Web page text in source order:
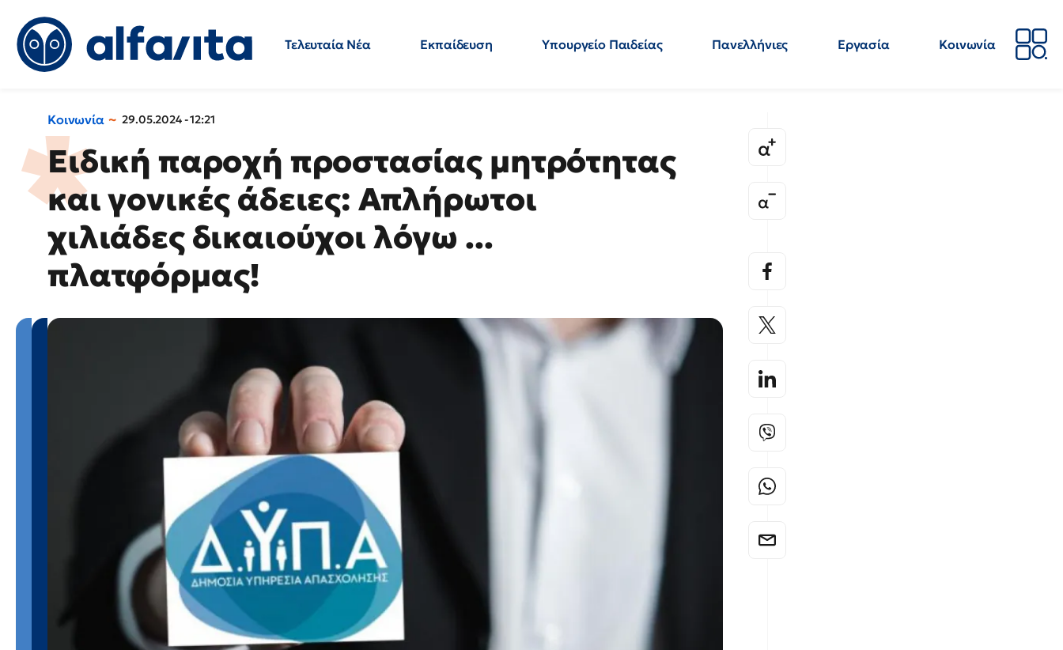
Τελευταία Νέα Εκπαίδευση Υπουργείο Παιδείας Πανελλήνιες Εργασία
Κοινωνία
Κοινωνία 29.05.2024 - 12:21
Ειδική παροχή προστασίας μητρότητας
και γονικές άδειες: Απλήρωτοι
χιλιάδες δικαιούχοι λόγω ...
πλατφόρμας!